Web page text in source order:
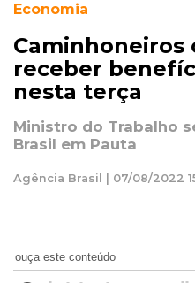
Economia
Caminhoneiros
receber
nesta terça
Ministro do Trabalho
Brasil em Pauta
Agência Brasil | 07/08/2022
ouça este conteúdo